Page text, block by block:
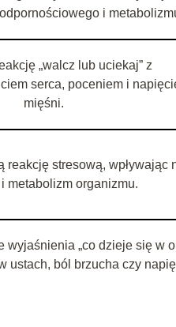
i
„walcz lub uciekaj” z
serca, poceniem i
mięśni.
reakcję stresową, wpływając
metabolizm organizmu.
„co dzieje się w
ustach, ból brzucha czy